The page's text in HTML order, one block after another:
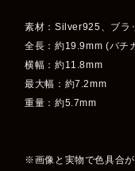
素材：Silver925、ブラ
全長：約19.9mm (バチ
横幅：約11.8mm
最大幅：約7.2mm
重量：約5.7mm
※画像と実物で色具合